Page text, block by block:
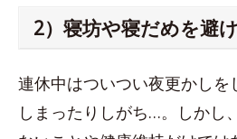
2）寝坊や寝だめを避
連休中はついつい夜更かしを
しまったりしがち…。しかし